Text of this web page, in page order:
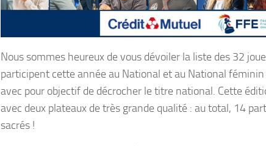
Nous sommes heureux de vous dévoiler la liste des 32
participent cette année au National et au National féminin
avec pour objectif de décrocher le titre national. Cette
avec deux plateaux de très grande qualité : au total, 14
sacrés !